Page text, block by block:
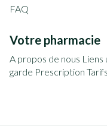
FAQ
Votre pharmacie
A propos de nous Liens
garde Prescription